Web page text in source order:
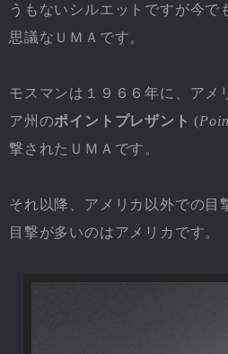
うもないシルエットですが今で
思議なＵＭＡです。
モスマンは１９６６年に、アメ
ア州のポイントプレザント (
撃されたＵＭＡです。
それ以降、アメリカ以外での目
目撃が多いのはアメリカです。